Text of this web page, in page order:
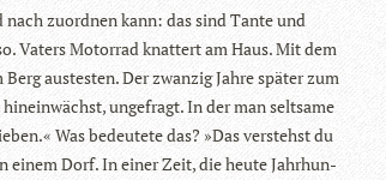
zuord­nen kann: das sind Tante und
Vaters Motor­rad knat­tert am Haus. Mit dem
aus­tes­ten. Der zwan­zig Jahre spä­ter zum
unge­fragt. In der man selt­same
Was bedeu­tete das? »Das ver­stehst du
einem Dorf. In einer Zeit, die heute Jahr­hun­